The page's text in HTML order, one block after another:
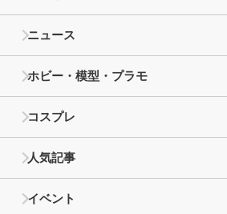
ニュース
ホビー・模型・プラモ
コスプレ
人気記事
イベント